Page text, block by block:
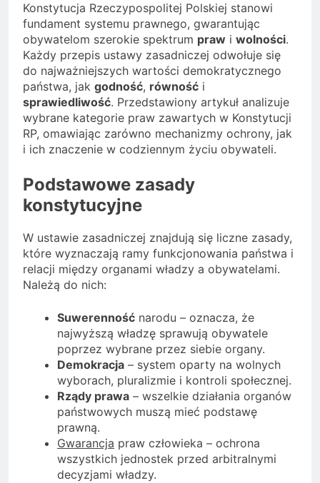
Konstytucja Rzeczypospolitej Polskiej stanowi
fundament systemu prawnego, gwarantując
obywatelom szerokie spektrum praw i wolności.
Każdy przepis ustawy zasadniczej odwołuje się
do najważniejszych wartości demokratycznego
państwa, jak godność, równość i
sprawiedliwość. Przedstawiony artykuł analizuje
wybrane kategorie praw zawartych w Konstytucji
RP, omawiając zarówno mechanizmy ochrony, jak
i ich znaczenie w codziennym życiu obywateli.
Podstawowe zasady
konstytucyjne
W ustawie zasadniczej znajdują się liczne zasady,
które wyznaczają ramy funkcjonowania państwa i
relacji między organami władzy a obywatelami.
Należą do nich:
Suwerenność narodu – oznacza, że
najwyższą władzę sprawują obywatele
poprzez wybrane przez siebie organy.
Demokracja – system oparty na wolnych
wyborach, pluralizmie i kontroli społecznej.
Rządy prawa – wszelkie działania organów
państwowych muszą mieć podstawę
prawną.
Gwarancja praw człowieka – ochrona
wszystkich jednostek przed arbitralnymi
decyzjami władzy.